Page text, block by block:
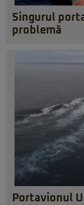
Singurul
problemă
Portavionul